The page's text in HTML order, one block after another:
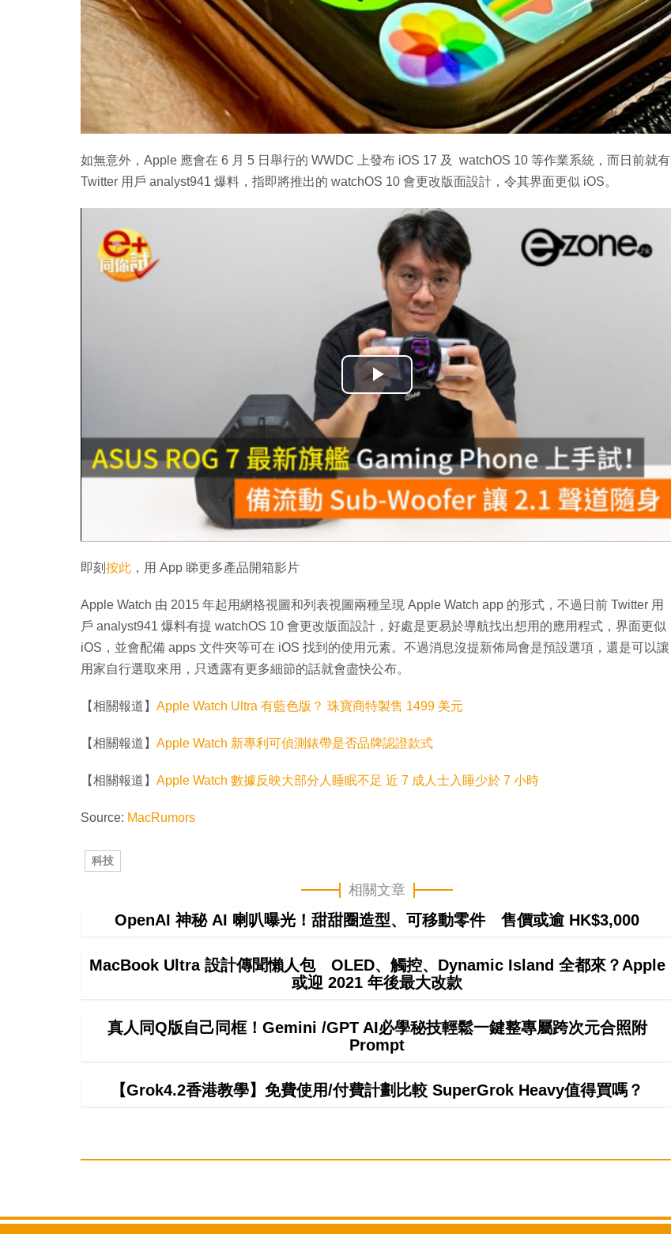
如無意外，Apple 應會在 6 月 5 日舉行的 WWDC 上發布 iOS 17 及 watchOS 10 等作業系統，而日前就有
Twitter 用戶 analyst941 爆料，指即將推出的 watchOS 10 會更改版面設計，令其界面更似 iOS。
播
影
片
即刻 按此 ，用 App 睇更多產品開箱影片
Apple Watch 由 2015 年起用網格視圖和列表視圖兩種呈現 Apple Watch app 的形式，不過日前 Twitter 用
戶 analyst941 爆料有提 watchOS 10 會更改版面設計，好處是更易於導航找出想用的應用程式，界面更似
iOS，並會配備 apps 文件夾等可在 iOS 找到的使用元素。不過消息沒提新佈局會是預設選項，還是可以讓
用家自行選取來用，只透露有更多細節的話就會盡快公布。
【相關報道】 Apple Watch Ultra 有藍色版？ 珠寶商特製售 1499 美元
【相關報道】 Apple Watch 新專利可偵測錶帶是否品牌認證款式
【相關報道】 Apple Watch 數據反映大部分人睡眠不足 近 7 成人士入睡少於 7 小時
Source: MacRumors
科技
相關文章
OpenAI 神秘 AI 喇叭曝光！甜甜圈造型、可移動零件 售價或逾 HK$3,000
MacBook Ultra 設計傳聞懶人包 OLED、觸控、Dynamic Island 全都來？Apple
或迎 2021 年後最大改款
真人同Q版自己同框！Gemini /GPT AI必學秘技輕鬆一鍵整專屬跨次元合照附
Prompt
【Grok4.2香港教學】免費使用/付費計劃比較 SuperGrok Heavy值得買嗎？